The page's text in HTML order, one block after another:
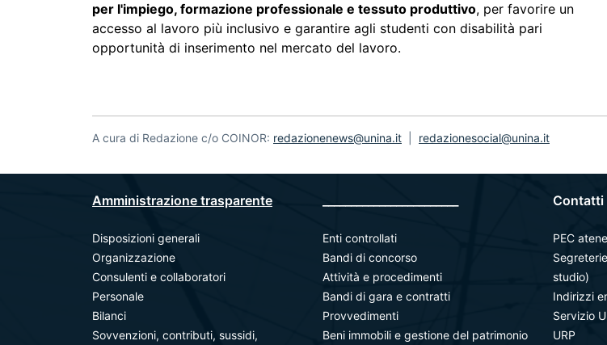
per l'impiego, formazione professionale e tessuto produttivo, per favorire un
accesso al lavoro più inclusivo e garantire agli studenti con disabilità pari
opportunità di inserimento nel mercato del lavoro.
A cura di Redazione c/o COINOR: redazionenews@unina.it redazionesocial@unina.it
Amministrazione trasparente
Disposizioni generali
Organizzazione
Consulenti e collaboratori
Personale
Bilanci
Sovvenzioni, contributi, sussidi,
Enti controllati
Bandi di concorso
Attività e procedimenti
Bandi di gara e contratti
Provvedimenti
Beni immobili e gestione del patrimonio
Contatti
PEC
studio)
Indirizzi
Servizio
URP